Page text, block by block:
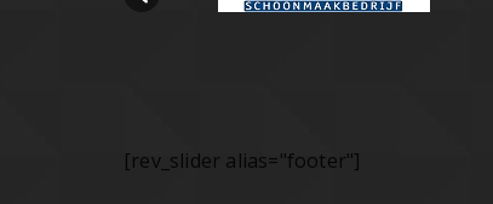
[rev_slider alias="footer"]